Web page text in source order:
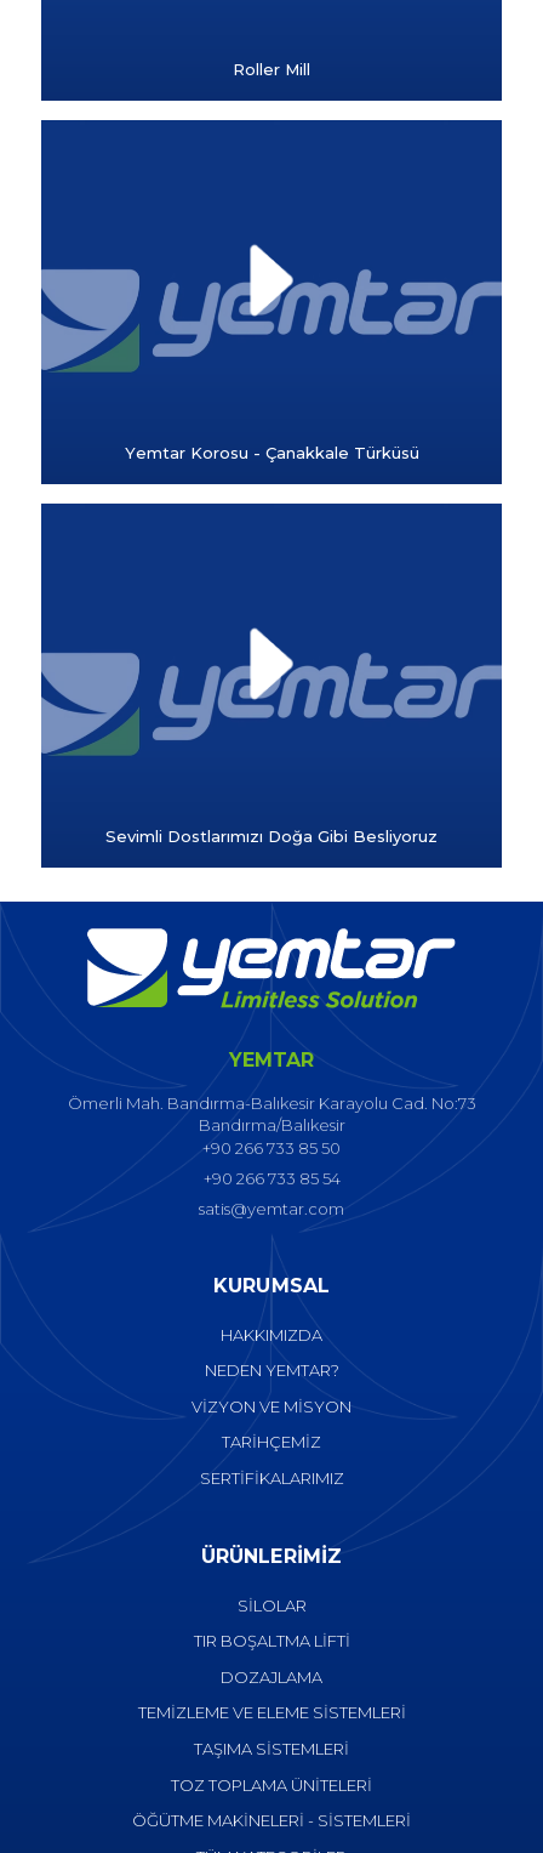
Roller Mill
Yemtar Korosu - Çanakkale Türküsü
Sevimli Dostlarımızı Doğa Gibi Besliyoruz
YEMTAR
Ömerli Mah. Bandırma-Balıkesir Karayolu Cad. No:73
Bandırma/Balıkesir
+90 266 733 85 50
+90 266 733 85 54
satis@yemtar.com
KURUMSAL
HAKKIMIZDA
NEDEN YEMTAR?
VİZYON VE MİSYON
TARİHÇEMİZ
SERTİFİKALARIMIZ
ÜRÜNLERİMİZ
SİLOLAR
TIR BOŞALTMA LİFTİ
DOZAJLAMA
TEMİZLEME VE ELEME SİSTEMLERİ
TAŞIMA SİSTEMLERİ
TOZ TOPLAMA ÜNİTELERİ
ÖĞÜTME MAKİNELERİ - SİSTEMLERİ